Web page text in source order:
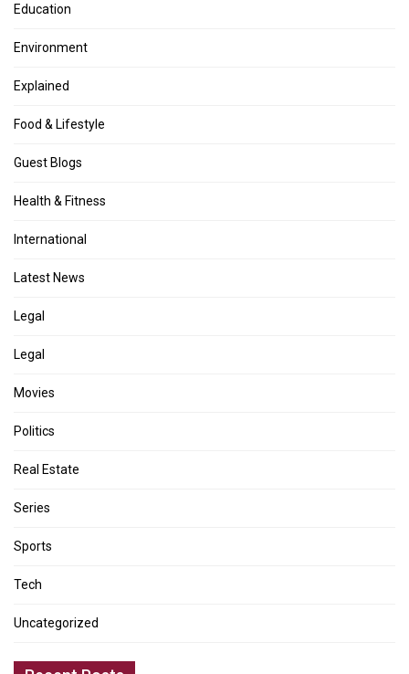
Education
Environment
Explained
Food & Lifestyle
Guest Blogs
Health & Fitness
International
Latest News
Legal
Legal
Movies
Politics
Real Estate
Series
Sports
Tech
Uncategorized